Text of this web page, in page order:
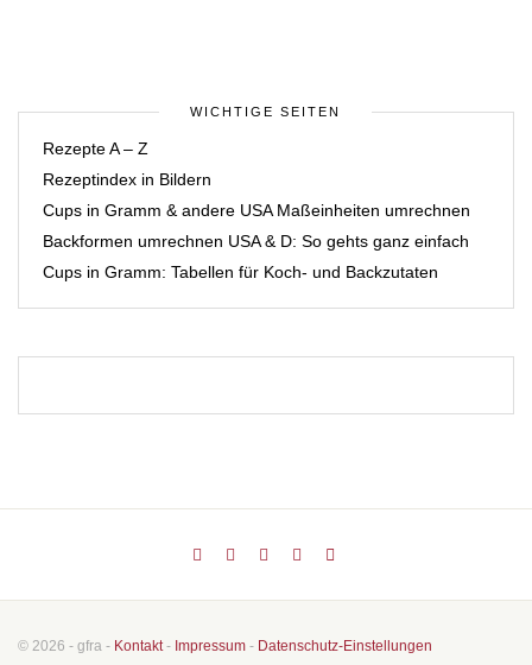
WICHTIGE SEITEN
Rezepte A – Z
Rezeptindex in Bildern
Cups in Gramm & andere USA Maßeinheiten umrechnen
Backformen umrechnen USA & D: So gehts ganz einfach
Cups in Gramm: Tabellen für Koch- und Backzutaten
© 2026 - gfra - Kontakt- Impressum - Datenschutz-Einstellungen